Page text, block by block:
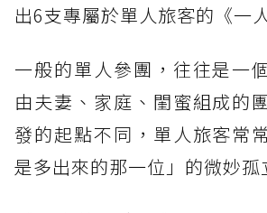
出6支專屬於單人旅客的《一
一般的單人參團，往往是一
由夫妻、家庭、閨蜜組成的
發的起點不同，單人旅客常
是多出來的那一位」的微妙孤